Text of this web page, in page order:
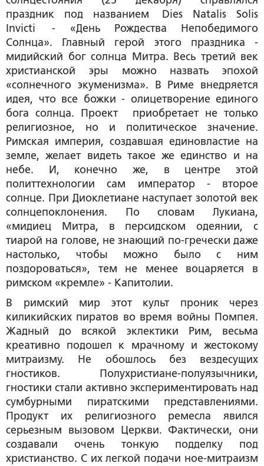
праздник под названием Dies Natalis Solis
Invicti - «День Рождества Непобедимого
Солнца». Главный герой этого праздника -
мидийский бог солнца Митра. Весь третий век
христианской эры можно назвать эпохой
«солнечного экуменизма». В Риме внедряется
идея, что все божки - олицетворение единого
бога солнца. Проект приобретает не только
религиозное, но и политическое значение.
Римская империя, создавшая единовластие на
земле, желает видеть такое же единство и на
небе. И, конечно же, в центре этой
политтехнологии сам император - второе
солнце. При Диоклетиане наступает золотой век
солнцепоклонения. По словам Лукиана,
«мидиец Митра, в персидском одеянии, с
тиарой на голове, не знающий по-гречески даже
настолько, чтобы можно было с ним
поздороваться», тем не менее воцаряется в
римском «кремле» - Капитолии.
В римский мир этот культ проник через
киликийских пиратов во время войны Помпея.
Жадный до всякой эклектики Рим, весьма
креативно подошел к мрачному и жестокому
митраизму. Не обошлось без вездесущих
гностиков. Полухристиане-полуязычники,
гностики стали активно экспериментировать над
сумбурными пиратскими представлениями.
Продукт их религиозного ремесла явился
серьезным вызовом Церкви. Фактически, они
создавали очень тонкую подделку под
христианство. С их легкой подачи ное-митраизм